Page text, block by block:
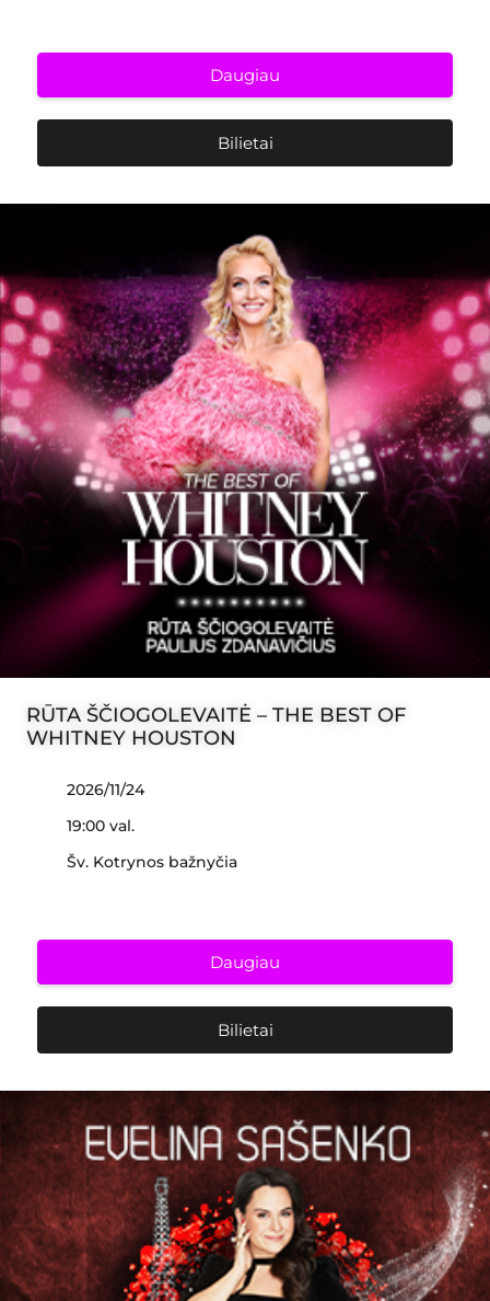
Daugiau
Bilietai
RŪTA ŠČIOGOLEVAITĖ – THE BEST OF
WHITNEY HOUSTON
2026/11/24
19:00 val.
Šv. Kotrynos bažnyčia
Daugiau
Bilietai